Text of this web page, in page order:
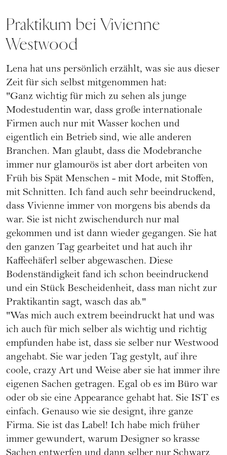
Praktikum bei Vivienne
Westwood
Lena hat uns persönlich erzählt, was sie aus dieser
Zeit für sich selbst mitgenommen hat:
"Ganz wichtig für mich zu sehen als junge
Modestudentin war, dass große internationale
Firmen auch nur mit Wasser kochen und
eigentlich ein Betrieb sind, wie alle anderen
Branchen. Man glaubt, dass die Modebranche
immer nur glamourös ist aber dort arbeiten von
Früh bis Spät Menschen - mit Mode, mit Stoffen,
mit Schnitten. Ich fand auch sehr beeindruckend,
dass Vivienne immer von morgens bis abends da
war. Sie ist nicht zwischendurch nur mal
gekommen und ist dann wieder gegangen. Sie hat
den ganzen Tag gearbeitet und hat auch ihr
Kaffeehäferl selber abgewaschen. Diese
Bodenständigkeit fand ich schon beeindruckend
und ein Stück Bescheidenheit, dass man nicht zur
Praktikantin sagt, wasch das ab."
"Was mich auch extrem beeindruckt hat und was
ich auch für mich selber als wichtig und richtig
empfunden habe ist, dass sie selber nur Westwood
angehabt. Sie war jeden Tag gestylt, auf ihre
coole, crazy Art und Weise aber sie hat immer ihre
eigenen Sachen getragen. Egal ob es im Büro war
oder ob sie eine Appearance gehabt hat. Sie IST es
einfach. Genauso wie sie designt, ihre ganze
Firma. Sie ist das Label! Ich habe mich früher
immer gewundert, warum Designer so krasse